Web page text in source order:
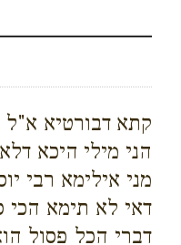
קתא דבורטיא א"ל
הני מילי היכא
מני אילימא רבי
דאי לא תימא הכי
דברי הכל פסול